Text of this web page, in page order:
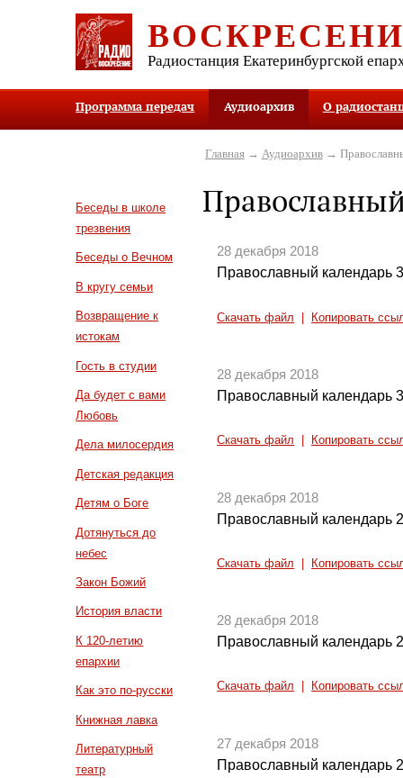
Радиостанция Екатеринбургской
Программа передач Аудиоархив О
Беседы в школе
трезвения
Беседы о Вечном
В кругу семьи
Возвращение к
истокам
Гость в студии
Да будет с вами
Любовь
Дела милосердия
Детская редакция
Детям о Боге
Дотянуться до
небес
Закон Божий
История власти
К 120-летию
епархии
Как это по-русски
Книжная лавка
Литературный
театр
Главная→ Аудиоархив→
28 декабря 2018
Православный календарь
Скачать файл Копировать
28 декабря 2018
Православный календарь
Скачать файл Копировать
28 декабря 2018
Православный календарь
Скачать файл Копировать
28 декабря 2018
Православный календарь
Скачать файл Копировать
27 декабря 2018
Православный календарь